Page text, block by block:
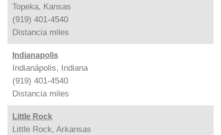
Topeka, Kansas
(919) 401-4540
Distancia miles
Indianapolis
Indianápolis, Indiana
(919) 401-4540
Distancia miles
Little Rock
Little Rock, Arkansas